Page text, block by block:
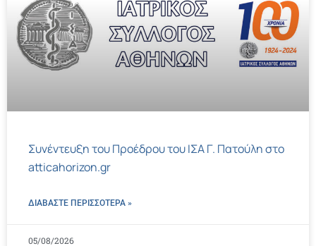
Συνέντευξη του Προέδρου του ΙΣΑ Γ. Πατούλη στο
atticahorizon.gr
ΔΙΑΒΑΣΤΕ ΠΕΡΙΣΣΌΤΕΡΑ »
05/08/2026